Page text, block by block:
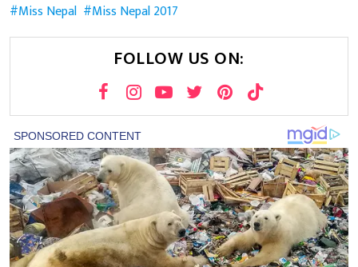
Miss Nepal Miss Nepal 2017
FOLLOW US ON: